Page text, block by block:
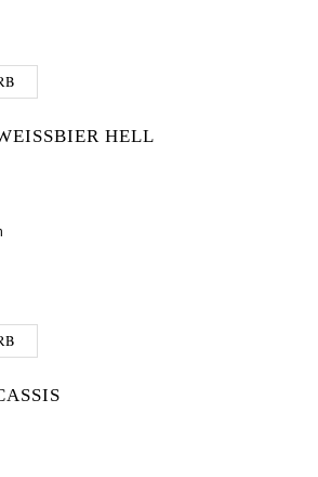
- COCONUT MENGE
HELL
- WEISSBIER HELL MENGE